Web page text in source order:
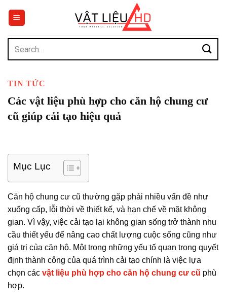
dung
for:
TIN TỨC
Các vật liệu phù hợp cho căn hộ chung cư
cũ giúp cải tạo hiệu quả
Mục Lục
Căn hộ chung cư cũ thường gặp phải nhiều vấn đề như
xuống cấp, lỗi thời về thiết kế, và hạn chế về mặt không
gian. Vì vậy, việc cải tạo lại không gian sống trở thành nhu
cầu thiết yếu để nâng cao chất lượng cuộc sống cũng như
giá trị của căn hộ. Một trong những yếu tố quan trọng quyết
định thành công của quá trình cải tạo chính là việc lựa
chọn các vật liệu phù hợp cho căn hộ chung cư cũ phù
hợp.